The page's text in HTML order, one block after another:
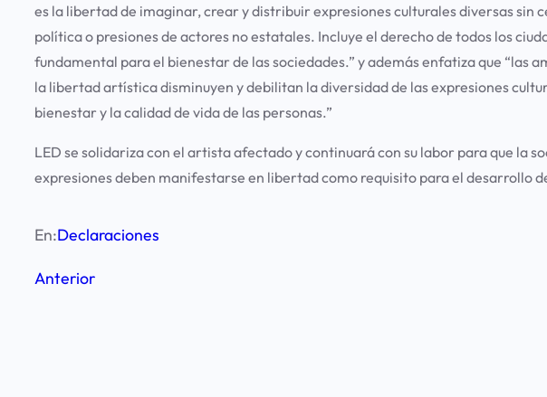
es la libertad de imaginar, crear y distribuir expresiones culturales diversas
política o presiones de actores no estatales. Incluye el derecho de todos los
fundamental para el bienestar de las sociedades.” y además enfatiza que “las
la libertad artística disminuyen y debilitan la diversidad de las expresiones
bienestar y la calidad de vida de las personas.”
LED se solidariza con el artista afectado y continuará con su labor para que la
expresiones deben manifestarse en libertad como requisito para el desarrollo
En:Declaraciones
Anterior